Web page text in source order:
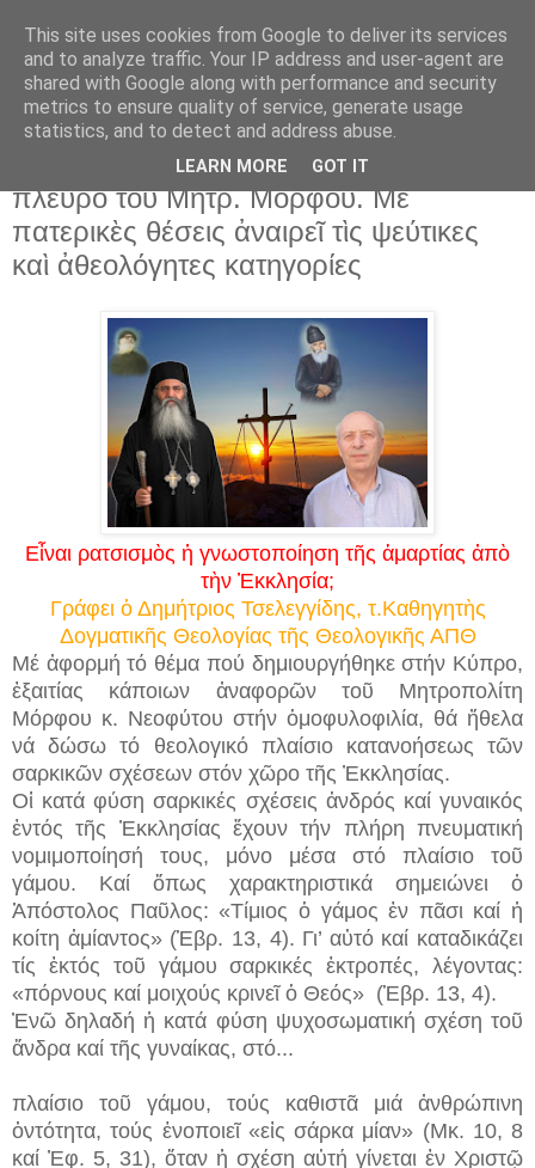
29 Αυγ 2019
Ὁ καθηγητὴς Τσελεγγίδης τάσσεται στὸ
πλευρὸ τοῦ Μητρ. Μόρφου. Μὲ
πατερικὲς θέσεις ἀναιρεῖ τὶς ψεύτικες
καὶ ἀθεολόγητες κατηγορίες
Εἶναι ρατσισμὸς ἡ γνωστοποίηση τῆς ἁμαρτίας ἀπὸ
τὴν Ἐκκλησία;
Γράφει ὁ Δημήτριος Τσελεγγίδης, τ.Καθηγητὴς
Δογματικῆς Θεολογίας τῆς Θεολογικῆς ΑΠΘ
Μέ ἀφορμή τό θέμα πού δημιουργήθηκε στήν Κύπρο,
ἐξαιτίας κάποιων ἀναφορῶν τοῦ Μητροπολίτη
Μόρφου κ. Νεοφύτου στήν ὁμοφυλοφιλία, θά ἤθελα
νά δώσω τό θεολογικό πλαίσιο κατανοήσεως τῶν
σαρκικῶν σχέσεων στόν χῶρο τῆς Ἐκκλησίας.
Οἱ κατά φύση σαρκικές σχέσεις ἀνδρός καί γυναικός
ἐντός τῆς Ἐκκλησίας ἔχουν τήν πλήρη πνευματική
νομιμοποίησή τους, μόνο μέσα στό πλαίσιο τοῦ
γάμου. Καί ὅπως χαρακτηριστικά σημειώνει ὀ
Ἀπόστολος Παῦλος: «Τίμιος ὁ γάμος ἐν πᾶσι καί ἡ
κοίτη ἀμίαντος» (Ἑβρ. 13, 4). Γι’ αὐτό καί καταδικάζει
τίς ἐκτός τοῦ γάμου σαρκικές ἐκτροπές, λέγοντας:
«πόρνους καί μοιχούς κρινεῖ ὁ Θεός» (Ἑβρ. 13, 4).
Ἐνῶ δηλαδή ἡ κατά φύση ψυχοσωματική σχέση τοῦ
ἄνδρα καί τῆς γυναίκας, στό...
πλαίσιο τοῦ γάμου, τούς καθιστᾶ μιά ἀνθρώπινη
ὀντότητα, τούς ἑνοποιεῖ «εἰς σάρκα μίαν» (Μκ. 10, 8
καί Ἐφ. 5, 31), ὅταν ἡ σχέση αὐτή γίνεται ἐν Χριστῷ
This site uses cookies from Google to deliver its services
and to analyze traffic. Your IP address and user-agent are
shared with Google along with performance and security
metrics to ensure quality of service, generate usage
statistics, and to detect and address abuse.
LEARN MORE GOT IT